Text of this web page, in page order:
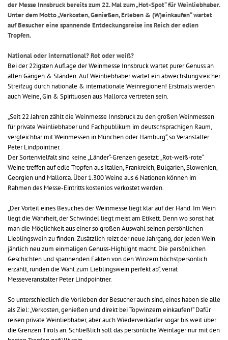
der Messe Innsbruck bereits zum 22. Mal zum „Hot-Spot“ für Weinliebhaber.
Unter dem Motto „Verkosten, Genießen, Erleben & (W)einkaufen“ wartet
auf Besucher eine spannende Entdeckungsreise ins Reich der edlen
Tropfen.
National oder international? Rot oder weiß?
Bei der 22igsten Auflage der Weinmesse Innsbruck wartet purer Genuss an
allen Gängen & Ständen. Auf Weinliebhaber wartet ein abwechslungsreicher
Streifzug durch nationale & internationale Weinregionen! Erstmals werden
auch Weine, Gin & Spirituosen aus Mallorca vertreten sein.
„Seit 22 Jahren zählt die Weinmesse Innsbruck zu den großen Weinmessen
für private Weinliebhaber und Fachpublikum im deutschsprachigen Raum,
vergleichbar mit Weinmessen in München oder Hamburg“, so Veranstalter
Peter Lindpointner.
Der Sortenvielfalt sind keine „Länder“-Grenzen gesetzt: „Rot-weiß-rote“
Weine treffen auf edle Tropfen aus Italien, Frankreich, Bulgarien, Slowenien,
Georgien und Mallorca. Über 1.300 Weine aus 6 Nationen können im
Rahmen des Messe-Eintritts kostenlos verkostet werden.
„Der Vorteil eines Besuches der Weinmesse liegt klar auf der Hand. Im Wein
liegt die Wahrheit, der Schwindel liegt meist am Etikett. Denn wo sonst hat
man die Möglichkeit aus einer so großen Auswahl seinen persönlichen
Lieblingswein zu finden. Zusätzlich reizt der neue Jahrgang, der jeden Wein
jährlich neu zum einmaligen Genuss-Highlight macht. Die persönlichen
Geschichten und spannenden Fakten von den Winzern höchstpersönlich
erzählt, runden die Wahl zum Lieblingswein perfekt ab“, verrät
Messeveranstalter Peter Lindpointner.
So unterschiedlich die Vorlieben der Besucher auch sind, eines haben sie alle
als Ziel: „Verkosten, genießen und direkt bei Topwinzern einkaufen!“ Dafür
reisen private Weinliebhaber, aber auch Wiederverkäufer sogar bis weit über
die Grenzen Tirols an. Schließlich soll das persönliche Weinlager nur mit den